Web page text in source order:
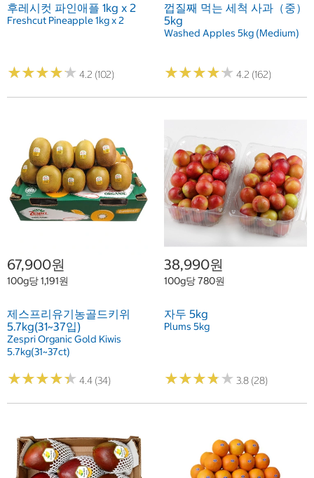
후레시컷 파인애플 1kg x 2
Freshcut Pineapple 1kg x 2
★★★★★
★★★★★ 4.2 (102)
껍질째 먹는 세척 사과（중）
5kg
Washed Apples 5kg (Medium)
★★★★★
★★★★★ 4.2 (162)
67,900원
100g당 1,191원
제스프리유기농골드키위
5.7kg(31~37입)
Zespri Organic Gold Kiwis
5.7kg(31~37ct)
★★★★★
★★★★★ 4.4 (34)
38,990원
100g당 780원
자두 5kg
Plums 5kg
★★★★★
★★★★★ 3.8 (28)